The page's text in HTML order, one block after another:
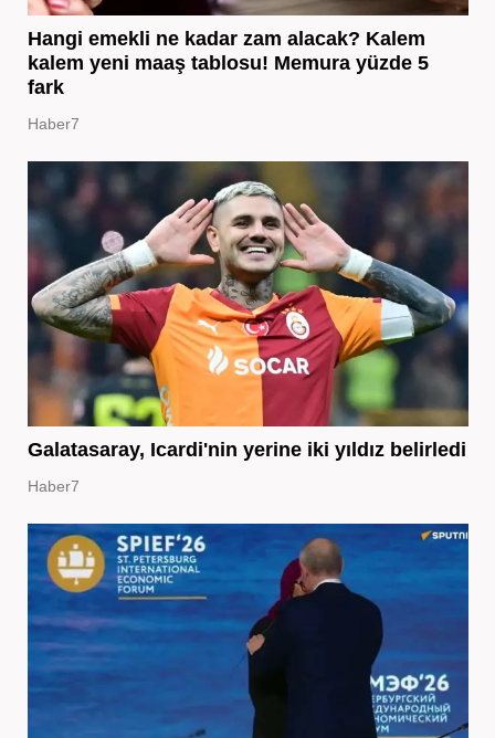
Hangi emekli ne kadar zam alacak? Kalem
kalem yeni maaş tablosu! Memura yüzde 5
fark
Haber7
Galatasaray, Icardi'nin yerine iki yıldız belirledi
Haber7